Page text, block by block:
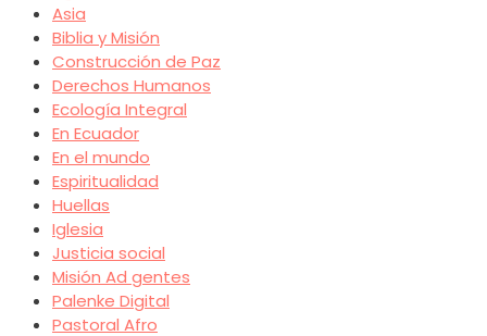
Asia
Biblia y Misión
Construcción de Paz
Derechos Humanos
Ecología Integral
En Ecuador
En el mundo
Espiritualidad
Huellas
Iglesia
Justicia social
Misión Ad gentes
Palenke Digital
Pastoral Afro